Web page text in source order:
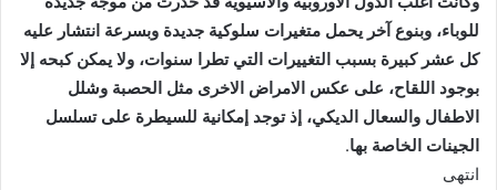
للوباء، وبنوع آخر يحمل متغيرات سلوكية جديدة وبسرعة انتشار عليه
كل عشر كبيرة بسبب التغييرات التي تطرا سنوات، ولا يمكن كبحه إلا
بوجود اللقاح، على عكس الامراض الاخرى مثل الحصبة وشلل
الاطفال والسعال الديكي، إذ توجد إمكانية للسيطرة على تسلسل
الجينات الخاصة بها.
انتهى